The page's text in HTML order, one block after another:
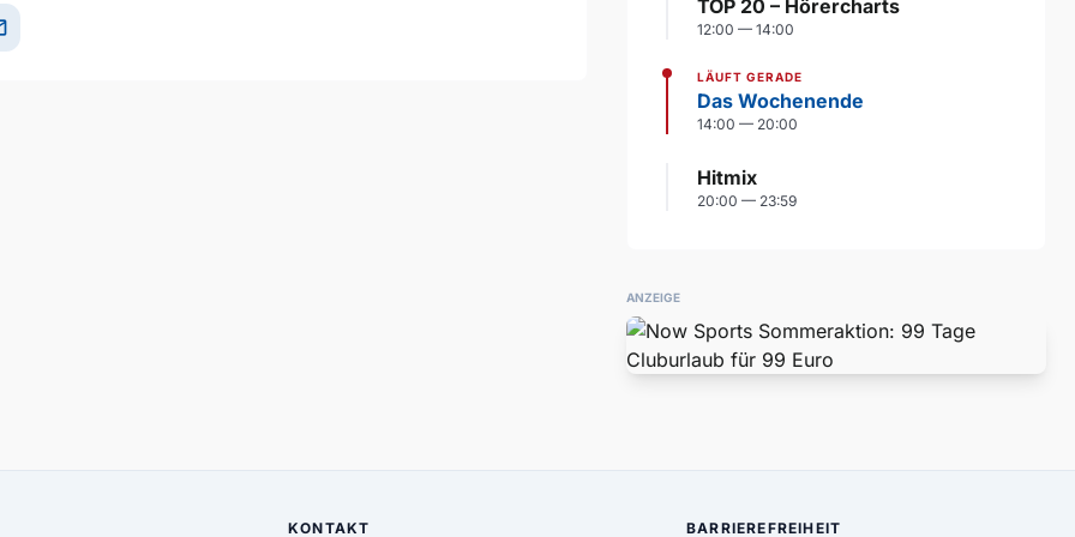
TOP 20 – Hörercharts
12:00 — 14:00
LÄUFT GERADE
Das Wochenende
14:00 — 20:00
Hitmix
20:00 — 23:59
ANZEIGE
KONTAKT BARRIEREFREIHEIT